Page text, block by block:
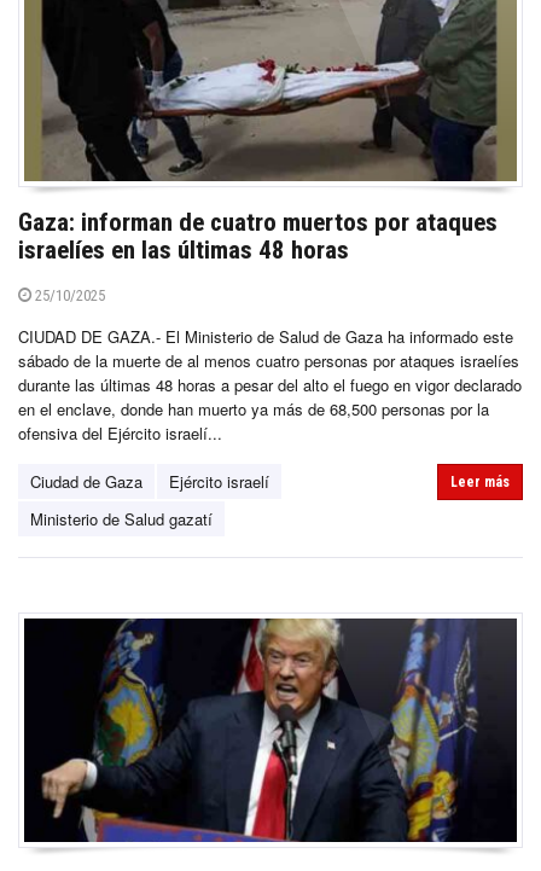
Gaza: informan de cuatro muertos por ataques
israelíes en las últimas 48 horas
25/10/2025
CIUDAD DE GAZA.- El Ministerio de Salud de Gaza ha informado este
sábado de la muerte de al menos cuatro personas por ataques israelíes
durante las últimas 48 horas a pesar del alto el fuego en vigor declarado
en el enclave, donde han muerto ya más de 68,500 personas por la
ofensiva del Ejército israelí...
Ciudad de Gaza
Ejército israelí
Ministerio de Salud gazatí
Leer más